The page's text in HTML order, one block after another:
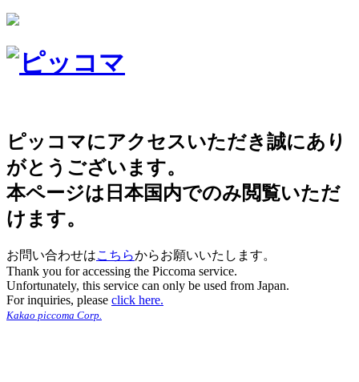
ピッコマにアクセスいただき誠にあり
がとうございます。
本ページは日本国内でのみ閲覧いただ
けます。
お問い合わせはこちらからお願いいたします。
Thank you for accessing the Piccoma service.
Unfortunately, this service can only be used from Japan.
For inquiries, please click here.
Kakao piccoma Corp.